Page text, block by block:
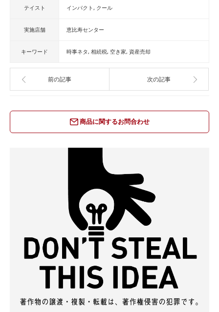
テイスト インパクト クール
実施店舗 恵比寿センター
キーワード 時事ネタ 相続税 空き家 資産売却
前の記事 次の記事
商品に関するお問合わせ